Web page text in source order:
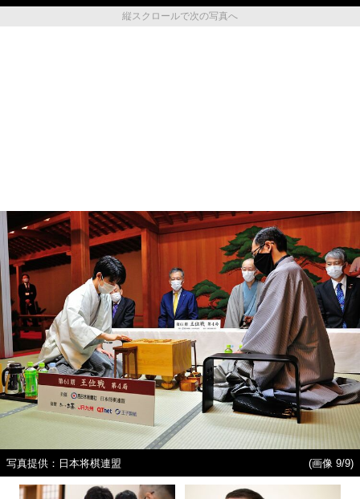
縦スクロールで次の写真へ
写真提供：日本将棋連盟 (画像 9/9)